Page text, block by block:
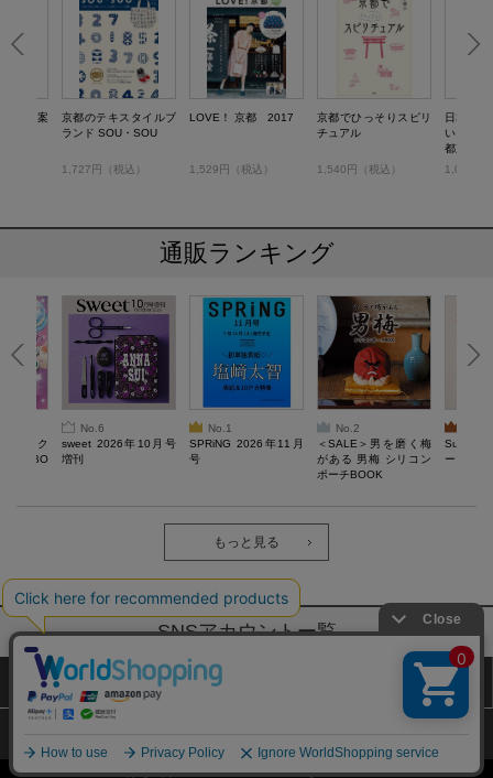
京都案
京都のテキスタイルブ
ランド SOU・SOU
1,727円（税込）
LOVE！ 京都 2017
1,529円（税込）
京都でひっそりスピリ
チュアル
1,540円（税込）
日本人
い 日本
都京都の
奈良の文
1,089円
通販ランキング
るスク
ぷにBO
No.6
sweet 2026年10月号
増刊
No.1
SPRiNG 2026年11月
号
No.2
＜SALE＞男を磨く梅
がある 男梅 シリコン
ポーチBOOK
ーツチャ
もっと見る
SNSアカウントー覧
サイトマップ
Copyright (c) TAKARAJIMASHA,Inc. All Rights Reserved.